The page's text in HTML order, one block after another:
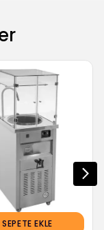
SEPETE EKLE